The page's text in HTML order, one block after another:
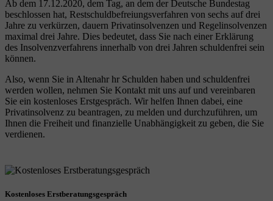
Ab dem 17.12.2020, dem Tag, an dem der Deutsche Bundestag
beschlossen hat, Restschuldbefreiungsverfahren von sechs auf drei
Jahre zu verkürzen, dauern Privatinsolvenzen und Regelinsolvenzen
maximal drei Jahre. Dies bedeutet, dass Sie nach einer Erklärung
des Insolvenzverfahrens innerhalb von drei Jahren schuldenfrei sein
können.
Also, wenn Sie in Altenahr hr Schulden haben und schuldenfrei
werden wollen, nehmen Sie Kontakt mit uns auf und vereinbaren
Sie ein kostenloses Erstgespräch. Wir helfen Ihnen dabei, eine
Privatinsolvenz zu beantragen, zu melden und durchzuführen, um
Ihnen die Freiheit und finanzielle Unabhängigkeit zu geben, die Sie
verdienen.
Kostenloses Erstberatungsgespräch